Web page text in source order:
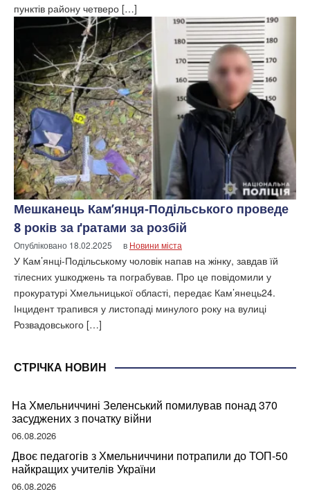
пунктів району четверо […]
Мешканець Кам’янця-Подільського проведе
8 років за ґратами за розбій
Опубліковано 18.02.2025 в Новини міста
У Кам’янці-Подільському чоловік напав на жінку, завдав їй
тілесних ушкоджень та пограбував. Про це повідомили у
прокуратурі Хмельницької області, передає Кам’янець24.
Інцидент трапився у листопаді минулого року на вулиці
Розвадовського […]
СТРІЧКА НОВИН
На Хмельниччині Зеленський помилував понад 370
засуджених з початку війни
06.08.2026
Двоє педагогів з Хмельниччини потрапили до ТОП-50
найкращих учителів України
06.08.2026